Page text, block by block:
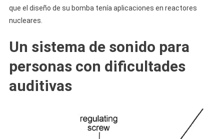
que el diseño de su bomba tenía aplicaciones en reactores
nucleares.
Un sistema de sonido para
personas con dificultades
auditivas